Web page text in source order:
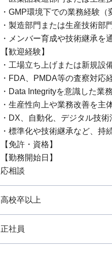
・GMP環境下での業務経験（
・製造部門または生産技術部
・メンバー育成や技術継承を
【歓迎経験】
・工場立ち上げまたは新規設
・FDA、PMDA等の査察対応
・Data Integrityを意識した業
・生産性向上や業務改善を主
・DX、自動化、デジタル技
・標準化や技術継承など、持
【免許・資格】
【勤務開始日】
応相談
高校卒以上
正社員